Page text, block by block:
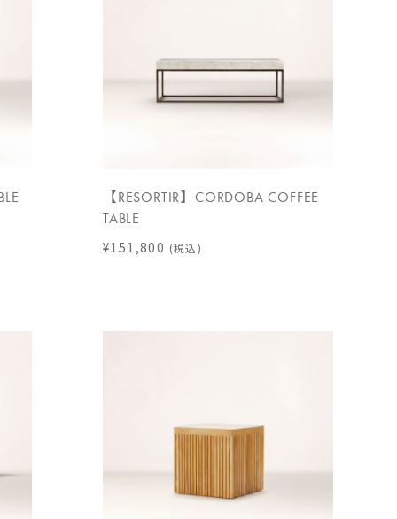
【RESORTIR】CORDOBA COFFEE
TABLE
¥151,800 (税込)